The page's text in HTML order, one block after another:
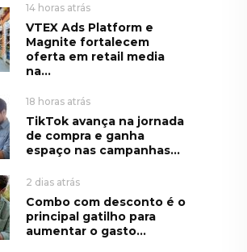
14 horas atrás
VTEX Ads Platform e
Magnite fortalecem
oferta em retail media
na...
18 horas atrás
TikTok avança na jornada
de compra e ganha
espaço nas campanhas...
2 dias atrás
Combo com desconto é o
principal gatilho para
aumentar o gasto...